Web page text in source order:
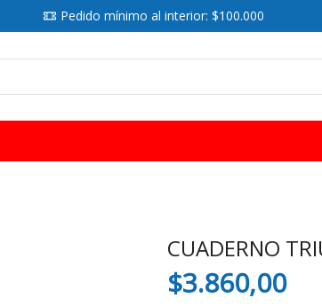
Pedido mínimo al interior: $100.000
CUADERNO
$3.860,00